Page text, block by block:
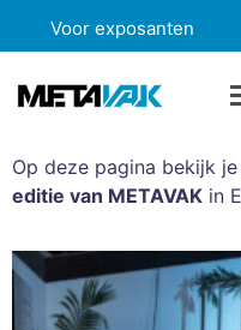
Voor exposanten
Op deze pagina bekijk je
editie van METAVAK in